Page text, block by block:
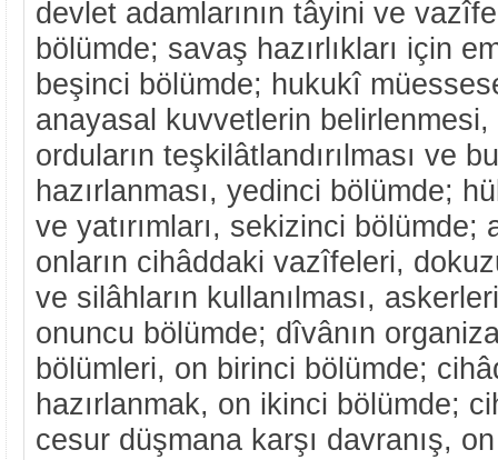
devlet adamlarının tâyini ve
bölümde; savaş hazırlıkları için
beşinci bölümde; hukukî
anayasal kuvvetlerin belirlenmesi,
orduların teşkilâtlandırılması ve
hazırlanması, yedinci bölümde;
ve yatırımları, sekizinci
onların cihâddaki vazîfeleri,
ve silâhların kullanılması,
onuncu bölümde; dîvânın
bölümleri, on birinci bölümde;
hazırlanmak, on ikinci bölümde;
cesur düşmana karşı davranış,